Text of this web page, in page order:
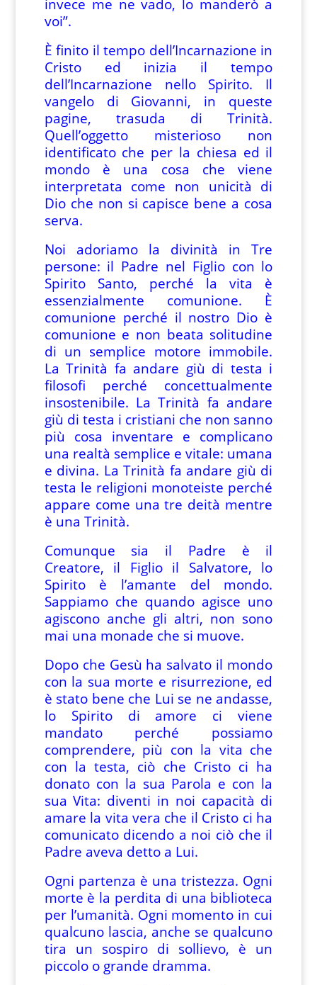
invece me ne vado, lo manderò a
voi”.
È finito il tempo dell’Incarnazione in
Cristo ed inizia il tempo
dell’Incarnazione nello Spirito. Il
vangelo di Giovanni, in queste
pagine, trasuda di Trinità.
Quell’oggetto misterioso non
identificato che per la chiesa ed il
mondo è una cosa che viene
interpretata come non unicità di
Dio che non si capisce bene a cosa
serva.
Noi adoriamo la divinità in Tre
persone: il Padre nel Figlio con lo
Spirito Santo, perché la vita è
essenzialmente comunione. È
comunione perché il nostro Dio è
comunione e non beata solitudine
di un semplice motore immobile.
La Trinità fa andare giù di testa i
filosofi perché concettualmente
insostenibile. La Trinità fa andare
giù di testa i cristiani che non sanno
più cosa inventare e complicano
una realtà semplice e vitale: umana
e divina. La Trinità fa andare giù di
testa le religioni monoteiste perché
appare come una tre deità mentre
è una Trinità.
Comunque sia il Padre è il
Creatore, il Figlio il Salvatore, lo
Spirito è l’amante del mondo.
Sappiamo che quando agisce uno
agiscono anche gli altri, non sono
mai una monade che si muove.
Dopo che Gesù ha salvato il mondo
con la sua morte e risurrezione, ed
è stato bene che Lui se ne andasse,
lo Spirito di amore ci viene
mandato perché possiamo
comprendere, più con la vita che
con la testa, ciò che Cristo ci ha
donato con la sua Parola e con la
sua Vita: diventi in noi capacità di
amare la vita vera che il Cristo ci ha
comunicato dicendo a noi ciò che il
Padre aveva detto a Lui.
Ogni partenza è una tristezza. Ogni
morte è la perdita di una biblioteca
per l’umanità. Ogni momento in cui
qualcuno lascia, anche se qualcuno
tira un sospiro di sollievo, è un
piccolo o grande dramma.